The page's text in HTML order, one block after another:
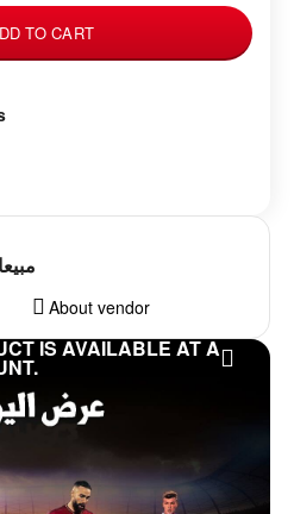
TO CART
About vendor
IS AVAILABLE AT A